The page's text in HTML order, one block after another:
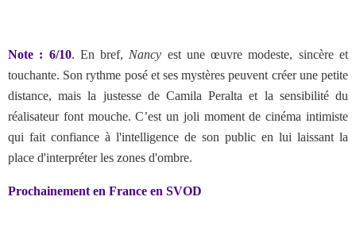
Note : 6/10. En bref, Nancy est une œuvre modeste, sincère et
touchante. Son rythme posé et ses mystères peuvent créer une petite
distance, mais la justesse de Camila Peralta et la sensibilité du
réalisateur font mouche. C’est un joli moment de cinéma intimiste
qui fait confiance à l'intelligence de son public en lui laissant la
place d'interpréter les zones d'ombre.
Prochainement en France en SVOD